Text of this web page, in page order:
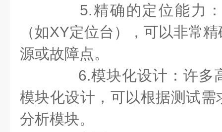
5.精确的定位能力：
（如XY定位台），可以非常
源或故障点。
6.模块化设计：许多
模块化设计，可以根据测试
分析模块。